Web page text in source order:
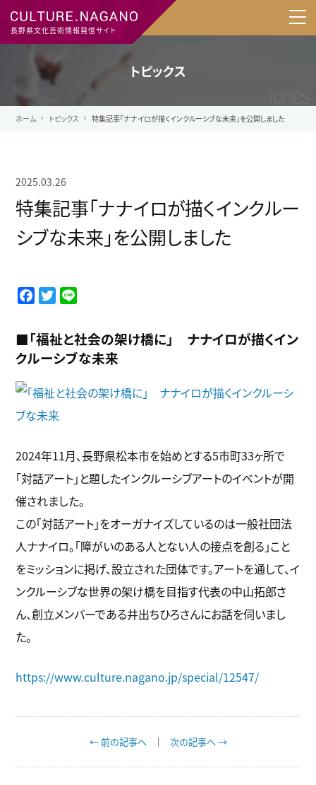
長野県文化芸術情報発信サイト
トピックス
ホーム トピックス 特集記事「ナナイロが描くインクルーシブな未来」を公開しました
2025.03.26
特集記事「ナナイロが描くインクルー
シブな未来」を公開しました
F
c
e
b
o
k
T
i
t
t
r
n
e
■「福祉と社会の架け橋に」 ナナイロが描くイン
クルーシブな未来
2024年11月、長野県松本市を始めとする5市町33ヶ所で
「対話アート」と題したインクルーシブアートのイベントが開
催されました。
この「対話アート」をオーガナイズしているのは一般社団法
人ナナイロ。「障がいのある人とない人の接点を創る」こと
をミッションに掲げ、設立された団体です。アートを通して、イ
ンクルーシブな世界の架け橋を目指す代表の中山拓郎さ
ん、創立メンバーである井出ちひろさんにお話を伺いまし
た。
https://www.culture.nagano.jp/special/12547/
← 前の記事へ 次の記事へ →